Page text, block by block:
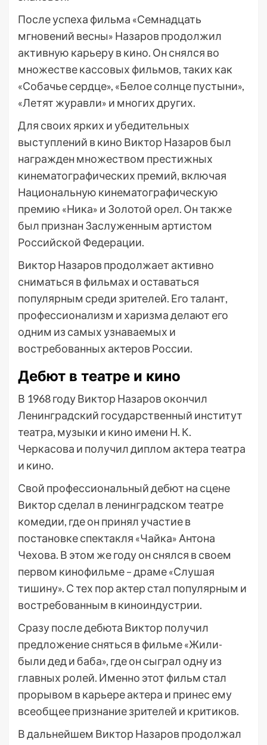
После успеха фильма «Семнадцать
мгновений весны» Назаров продолжил
активную карьеру в кино. Он снялся во
множестве кассовых фильмов, таких как
«Собачье сердце», «Белое солнце пустыни»,
«Летят журавли» и многих других.
Для своих ярких и убедительных
выступлений в кино Виктор Назаров был
награжден множеством престижных
кинематографических премий, включая
Национальную кинематографическую
премию «Ника» и Золотой орел. Он также
был признан Заслуженным артистом
Российской Федерации.
Виктор Назаров продолжает активно
сниматься в фильмах и оставаться
популярным среди зрителей. Его талант,
профессионализм и харизма делают его
одним из самых узнаваемых и
востребованных актеров России.
Дебют в театре и кино
В 1968 году Виктор Назаров окончил
Ленинградский государственный институт
театра, музыки и кино имени Н. К.
Черкасова и получил диплом актера театра
и кино.
Свой профессиональный дебют на сцене
Виктор сделал в ленинградском театре
комедии, где он принял участие в
постановке спектакля «Чайка» Антона
Чехова. В этом же году он снялся в своем
первом кинофильме – драме «Слушая
тишину». С тех пор актер стал популярным и
востребованным в киноиндустрии.
Сразу после дебюта Виктор получил
предложение сняться в фильме «Жили-
были дед и баба», где он сыграл одну из
главных ролей. Именно этот фильм стал
прорывом в карьере актера и принес ему
всеобщее признание зрителей и критиков.
В дальнейшем Виктор Назаров продолжал